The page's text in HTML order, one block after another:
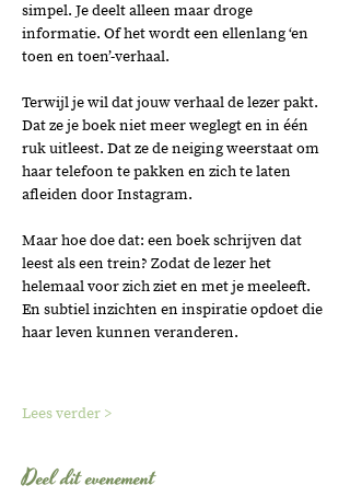
simpel. Je deelt alleen maar droge
informatie. Of het wordt een ellenlang ‘en
toen en toen’-verhaal.
Terwijl je wil dat jouw verhaal de lezer pakt.
Dat ze je boek niet meer weglegt en in één
ruk uitleest. Dat ze de neiging weerstaat om
haar telefoon te pakken en zich te laten
afleiden door Instagram.
Maar hoe doe dat: een boek schrijven dat
leest als een trein? Zodat de lezer het
helemaal voor zich ziet en met je meeleeft.
En subtiel inzichten en inspiratie opdoet die
haar leven kunnen veranderen.
Lees verder >
Deel dit evenement